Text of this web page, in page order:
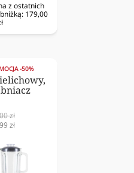
z ostatnich
179,00
-50%
zł
zł